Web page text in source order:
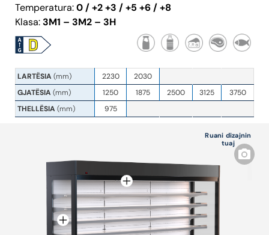
Temperatura:0 / +2 +3 / +5 +6 / +8
Klasa:3M1 – 3M2 – 3H
LARTËSIA (mm) 2230
2030
GJATËSIA (mm) 1250 1875 2500 3125
3750
THELLËSIA (mm) 975
Ruani dizajnin
tuaj